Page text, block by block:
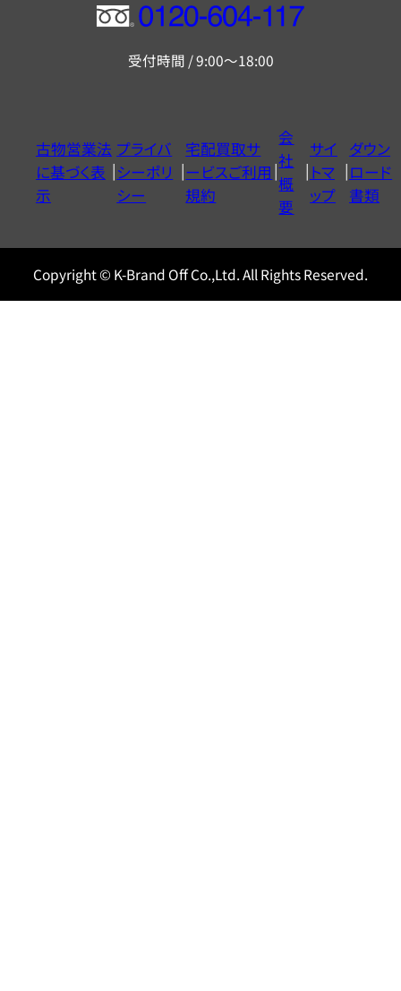
フ
ー
ヤ
ル
0120604117
受付時間 / 9:00～18:00
古物営業法
に基づく表
示
プライバ
シーポリ
シー
宅配買取サ
ービスご利用
規約
会
社
概
要
サイ
トマ
ップ
ダウン
ロード
書類
Copyright © K-Brand Off Co.,Ltd. All Rights Reserved.